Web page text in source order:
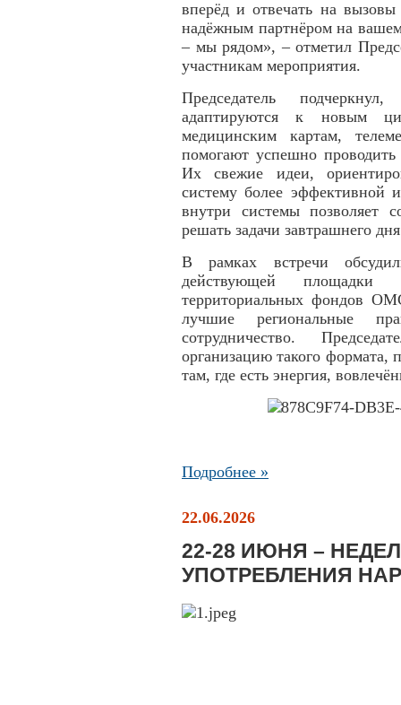
вперёд и отвечать на
надёжным партнёром на вашем
– мы рядом», – отметил
участникам мероприятия.
Председатель
адаптируются к новым
медицинским картам,
помогают успешно
Их свежие идеи,
систему более эффективной
внутри системы позволяет
решать задачи завтрашнего
В рамках встречи
действующей площадки
территориальных фондов
лучшие региональные
сотрудничество.
организацию такого
там, где есть энергия,
Подробнее »
22.06.2026
22-28 ИЮНЯ –
УПОТРЕБЛЕНИЯ